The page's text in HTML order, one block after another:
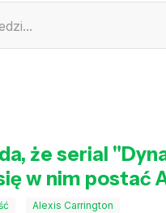
że serial
w nim postać
Alexis Carrington